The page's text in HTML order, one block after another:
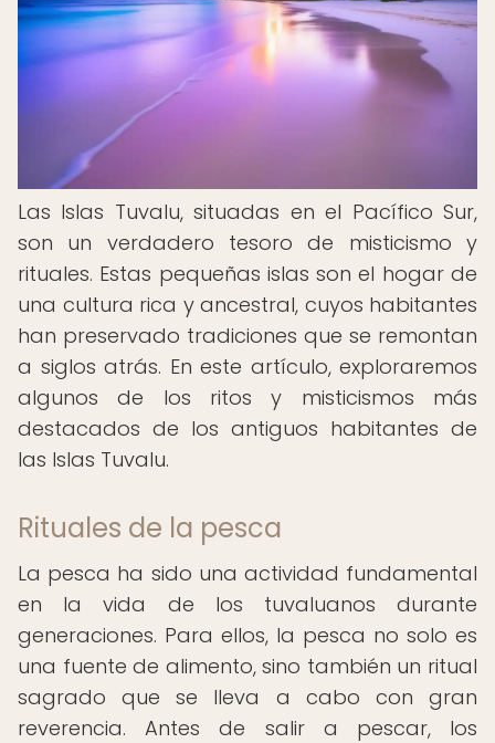
Las Islas Tuvalu, situadas en el Pacífico Sur,
son un verdadero tesoro de misticismo y
rituales. Estas pequeñas islas son el hogar de
una cultura rica y ancestral, cuyos habitantes
han preservado tradiciones que se remontan
a siglos atrás. En este artículo, exploraremos
algunos de los ritos y misticismos más
destacados de los antiguos habitantes de
las Islas Tuvalu.
Rituales de la pesca
La pesca ha sido una actividad fundamental
en la vida de los tuvaluanos durante
generaciones. Para ellos, la pesca no solo es
una fuente de alimento, sino también un ritual
sagrado que se lleva a cabo con gran
reverencia. Antes de salir a pescar, los